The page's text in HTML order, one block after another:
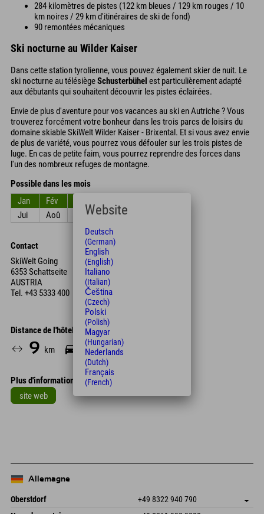
284 kilomètres de pistes (122 km bleues / 129 km rouges / 10
km noires / 29 km d'itinéraires de ski de fond)
90 remontées mécaniques
Ski nocturne au Wilder Kaiser
Dans cette station tyrolienne, vous pouvez également skier de nuit. Le
ski nocturne au télésiègeSchusterbühel est particulièrement adapté
aux débutants qui souhaitent découvrir les pistes éclairées.
Envie de plus d'aventure pour vos vacances au ski en Autriche ? Vous
trouverez forcément votre bonheur dans les trois parcs de loisirs du
domaine skiable SkiWelt Wilder Kaiser - Brixental. Et si vous avez envie
de plus de variété, vous pourrez vous défouler sur les trois pistes de
luge. En cas de petite faim, vous pourrez reprendre des forces dans
l'un des nombreux refuges de montagne.
Possible dans les mois
Jan
Fév
Jui
Aoû Sep Oct
Contact
SkiWelt Going
6353 Schattseite
AUSTRIA
Tel. +43 5333 400
Distance de l'hôtel
9 km 10 Min.
Plus d'informations
site web
Allemagne
Oberstdorf +49 8322 940 790
Website
Deutsch
(German)
English
(English)
Italiano
(Italian)
Čeština
(Czech)
Polski
(Polish)
Magyar
(Hungarian)
Nederlands
(Dutch)
Français
(French)